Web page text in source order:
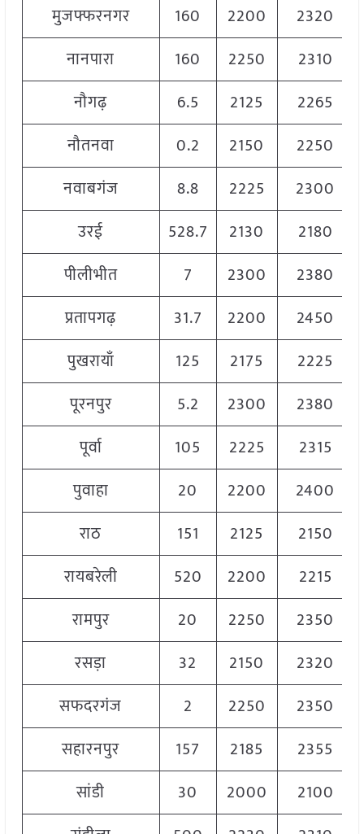
मुजफ्फरनगर
160 2200 2320
नानपारा
160 2250 2310
नौगढ़
6.5 2125 2265
नौतनवा
0.2 2150 2250
नवाबगंज
8.8 2225 2300
उरई
528.7 2130 2180
पीलीभीत
7 2300 2380
प्रतापगढ़
31.7 2200 2450
पुखरायाँ
125 2175
2225
पूरनपुर
5.2 2300 2380
पूर्वा
105 2225 2315
पुवाहा
20 2200 2400
राठ
151 2125
2150
रायबरेली
520 2200
2215
रामपुर
20 2250 2350
रसड़ा
32 2150 2320
सफदरगंज
2 2250 2350
सहारनपुर
157 2185 2355
सांडी
30 2000 2100